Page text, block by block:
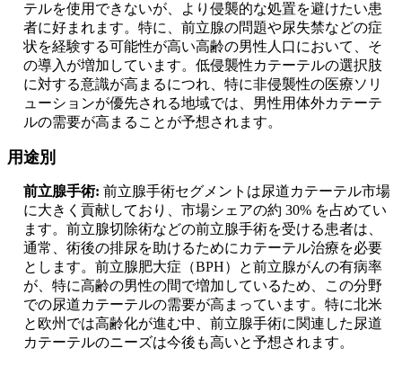
テルを使用できないが、より侵襲的な処置を避けたい患
者に好まれます。特に、前立腺の問題や尿失禁などの症
状を経験する可能性が高い高齢の男性人口において、そ
の導入が増加しています。低侵襲性カテーテルの選択肢
に対する意識が高まるにつれ、特に非侵襲性の医療ソリ
ューションが優先される地域では、男性用体外カテーテ
ルの需要が高まることが予想されます。
用途別
前立腺手術: 前立腺手術セグメントは尿道カテーテル市場
に大きく貢献しており、市場シェアの約 30% を占めてい
ます。前立腺切除術などの前立腺手術を受ける患者は、
通常、術後の排尿を助けるためにカテーテル治療を必要
とします。前立腺肥大症（BPH）と前立腺がんの有病率
が、特に高齢の男性の間で増加しているため、この分野
での尿道カテーテルの需要が高まっています。特に北米
と欧州では高齢化が進む中、前立腺手術に関連した尿道
カテーテルのニーズは今後も高いと予想されます。